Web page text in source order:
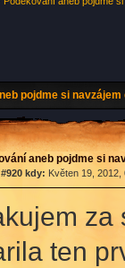
pojdme si
aneb pojdme si
kdy: Květen 19,
za
ten